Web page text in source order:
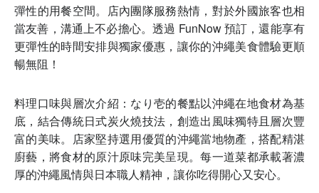
彈性的用餐空間。店內團隊服務熱情，對於外國旅客也相
當友善，溝通上不必擔心。透過 FunNow 預訂，還能享有
更彈性的時間安排與獨家優惠，讓你的沖繩美食體驗更順
暢無阻！
料理口味與層次介紹：なり壱的餐點以沖繩在地食材為基
底，結合傳統日式炭火燒技法，創造出風味獨特且層次豐
富的美味。店家堅持選用優質的沖繩當地物產，搭配精湛
廚藝，將食材的原汁原味完美呈現。每一道菜都承載著濃
厚的沖繩風情與日本職人精神，讓你吃得開心又安心。